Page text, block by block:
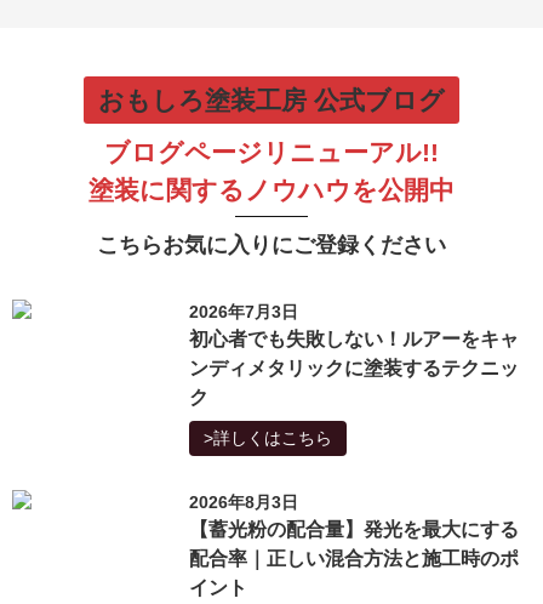
おもしろ塗装工房 公式ブログ
ブログページリニューアル!!
塗装に関するノウハウを公開中
こちらお気に入りにご登録ください
2026年7月3日
初心者でも失敗しない！ルアーをキャ
ンディメタリックに塗装するテクニッ
ク
>詳しくはこちら
2026年8月3日
【蓄光粉の配合量】発光を最大にする
配合率｜正しい混合方法と施工時のポ
イント